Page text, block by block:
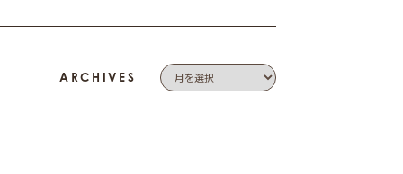
ARCHIVES